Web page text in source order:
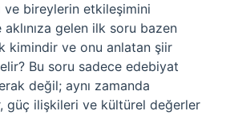
ve bireylerin etkileşimini
gelen ilk soru bazen
kimindir ve onu anlatan şiir
Bu soru sadece edebiyat
değil; aynı zamanda
güç ilişkileri ve kültürel değerler